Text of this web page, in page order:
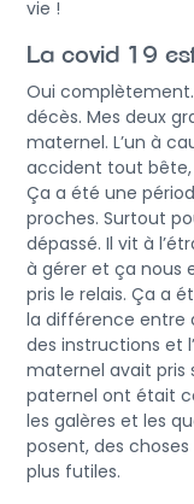
vie !
La covid 19
Oui
décès. Mes deux
maternel. L’un à
accident tout bête,
Ça a été une
proches. Surtout
dépassé. Il vit à
à gérer et ça nous
pris le relais. Ça a
la différence entre
des instructions et
maternel avait pris
paternel ont était
les galères et les
posent, des
plus futiles.